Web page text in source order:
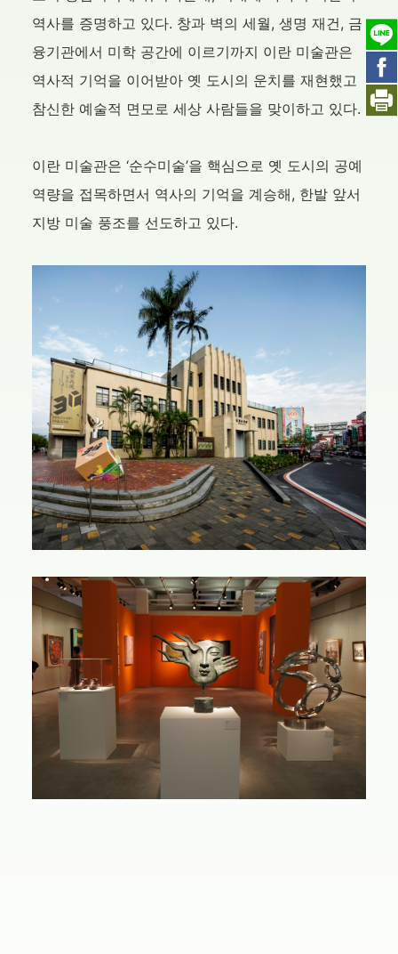
역사를 증명하고 있다. 창과 벽의 세월, 생명 재건, 금
융기관에서 미학 공간에 이르기까지 이란 미술관은
역사적 기억을 이어받아 옛 도시의 운치를 재현했고
참신한 예술적 면모로 세상 사람들을 맞이하고 있다.
이란 미술관은 ‘순수미술’을 핵심으로 옛 도시의 공예
역량을 접목하면서 역사의 기억을 계승해, 한발 앞서
지방 미술 풍조를 선도하고 있다.